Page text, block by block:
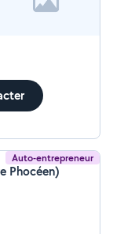
Auto-entrepreneur
Phocéen)